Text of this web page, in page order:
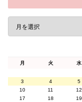
月 火 水
3
4 5
10
11 12
17
18 19